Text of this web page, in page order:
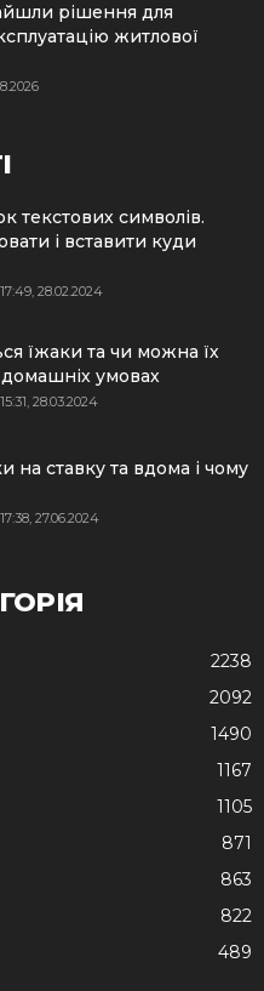
рішення для
житлової
текстових символів.
і вставити куди
17:49, 28.02.2024
їжаки та чи можна їх
умовах
15:31, 28.03.2024
на ставку та вдома і чому
17:38, 27.06.2024
2238
2092
1490
1167
1105
871
863
822
489